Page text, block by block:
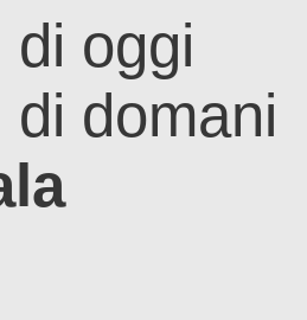
di oggi
di domani